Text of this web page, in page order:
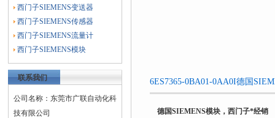
西门子SIEMENS变送器
西门子SIEMENS传感器
西门子SIEMENS流量计
西门子SIEMENS模块
联系我们
公司名称：东莞市广联自动化科
技有限公司
6ES7365-0BA01-0AA0I德国
德国SIEMENS模块，西门子*经销​